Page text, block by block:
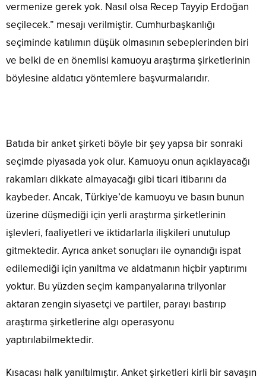
vermenize gerek yok. Nasıl olsa Recep Tayyip Erdoğan
seçilecek.” mesajı verilmiştir. Cumhurbaşkanlığı
seçiminde katılımın düşük olmasının sebeplerinden biri
ve belki de en önemlisi kamuoyu araştırma şirketlerinin
böylesine aldatıcı yöntemlere başvurmalarıdır.
Batıda bir anket şirketi böyle bir şey yapsa bir sonraki
seçimde piyasada yok olur. Kamuoyu onun açıklayacağı
rakamları dikkate almayacağı gibi ticari itibarını da
kaybeder. Ancak, Türkiye’de kamuoyu ve basın bunun
üzerine düşmediği için yerli araştırma şirketlerinin
işlevleri, faaliyetleri ve iktidarlarla ilişkileri unutulup
gitmektedir. Ayrıca anket sonuçları ile oynandığı ispat
edilemediği için yanıltma ve aldatmanın hiçbir yaptırımı
yoktur. Bu yüzden seçim kampanyalarına trilyonlar
aktaran zengin siyasetçi ve partiler, parayı bastırıp
araştırma şirketlerine algı operasyonu
yaptırılabilmektedir.
Kısacası halk yanıltılmıştır. Anket şirketleri kirli bir savaşın